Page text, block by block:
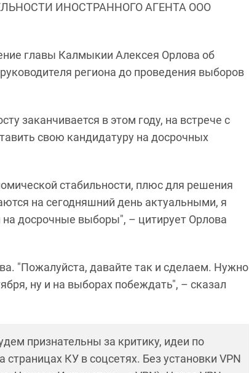
ИНОСТРАННОГО АГЕНТА ООО
главы Калмыкии Алексея Орлова об
региона до проведения выборов
заканчивается в этом году, на встрече с
свою кандидатуру на досрочных
стабильности, плюс для решения
на сегодняшний день актуальными, я
досрочные выборы", – цитирует Орлова
"Пожалуйста, давайте так и сделаем. Нужно
ну и на выборах побеждать", – сказал
признательны за критику, идеи по
КУ в соцсетях. Без установки VPN